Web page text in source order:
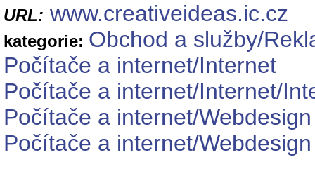
URL: www.creativeideas.ic.cz
kategorie: Obchod a služby/
Počítače a internet/Internet
Počítače a internet/Internet/
Počítače a internet/
Počítače a internet/